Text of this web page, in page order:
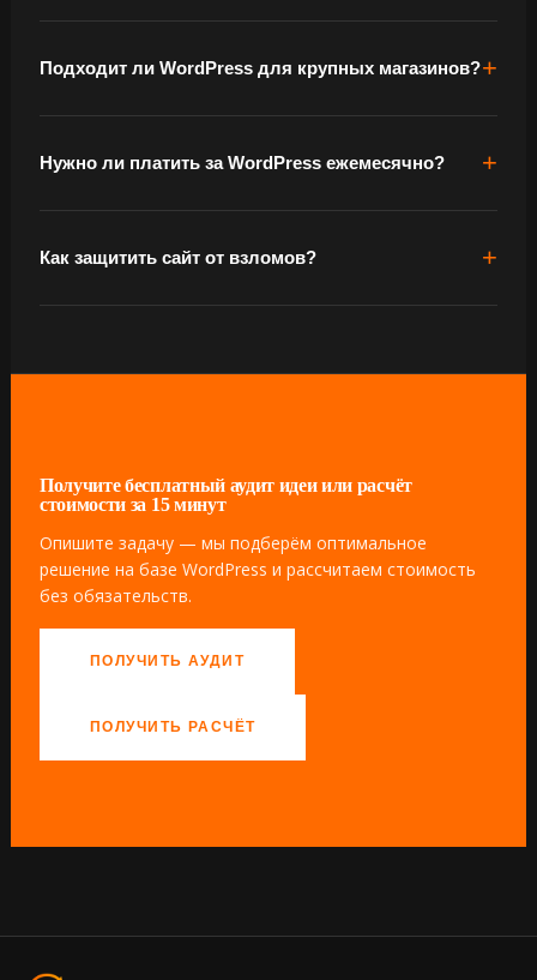
Подходит ли WordPress для крупных магазинов?
Нужно ли платить за WordPress ежемесячно?
Как защитить сайт от взломов?
Получите бесплатный аудит идеи или расчёт
стоимости за 15 минут
Опишите задачу — мы подберём оптимальное
решение на базе WordPress и рассчитаем стоимость
без обязательств.
ПОЛУЧИТЬ АУДИТ
ПОЛУЧИТЬ РАСЧЁТ